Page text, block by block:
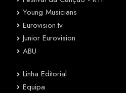
Young Musicians
Eurovision.tv
Junior Eurovision
ABU
Linha Editorial
Equipa